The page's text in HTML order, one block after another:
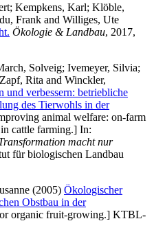
; Kempkens, Karl; Klöble,
Frank and Williges, Ute
Ökologie & Landbau, 2017,
Solveig; Ivemeyer, Silvia;
Zapf, Rita and Winckler,
und verbessern: betriebliche
des Tierwohls in der
animal welfare: on-farm
cattle farming.] In:
macht nur
für biologischen Landbau
(2005) Ökologischer
Obstbau in der
organic fruit-growing.] KTBL-